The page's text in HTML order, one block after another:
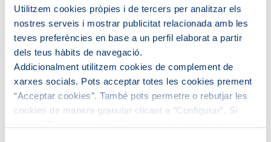
Utilitzem cookies pròpies i de tercers per analitzar els
nostres serveis i mostrar publicitat relacionada amb les
teves preferències en base a un perfil elaborat a partir
dels teus hàbits de navegació.
Addicionalment utilitzem cookies de complement de
xarxes socials. Pots acceptar totes les cookies prement
“Acceptar cookies”. També pots permetre o rebutjar les
cookies de manera granular clicant a “Configurar”. Si
agua proveniente de desalinizadoras es el 33% y
la regenerada, el 25%.